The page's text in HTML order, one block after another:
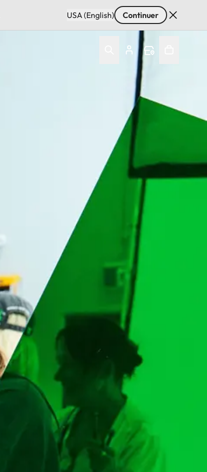
USA (English) Continuer